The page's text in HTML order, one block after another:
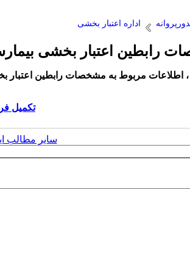
اداره اعتبار بخشی
رابطین اعتبار بخشی
اطلاعات مربوط به مشخصات رابطین اعتبار
تکمیل
سایر مطالب